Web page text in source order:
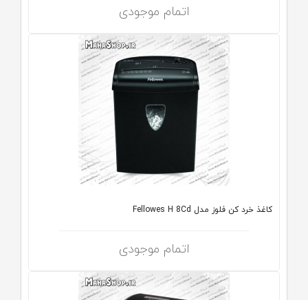
اتمام موجودی
کاغذ خرد کن فلوز مدل Fellowes H 8Cd
اتمام موجودی